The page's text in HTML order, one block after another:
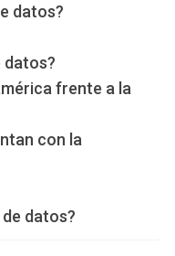
datos?
datos?
frente a la
con la
datos?